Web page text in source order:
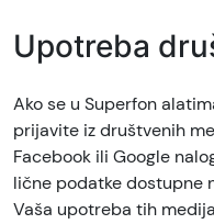
Upotreba
Ako se u Superfon
prijavite iz društvenih
Facebook ili Google
lične podatke dostupne
Vaša upotreba tih